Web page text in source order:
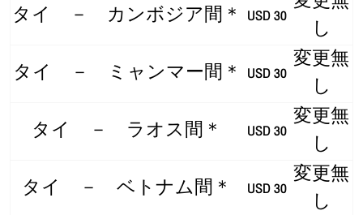
タイ － カンボジア間＊ USD 30
し
タイ － ミャンマー間＊ USD 30
変更無
し
タイ － ラオス間＊
USD 30
変更無
し
タイ － ベトナム間＊
USD 30
変更無
し